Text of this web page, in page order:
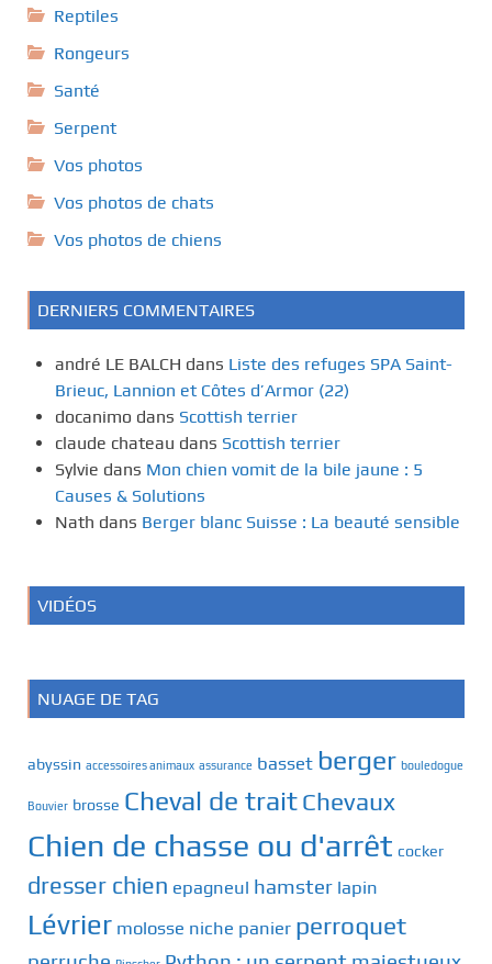
Reptiles
Rongeurs
Santé
Serpent
Vos photos
Vos photos de chats
Vos photos de chiens
DERNIERS COMMENTAIRES
andré LE BALCH dans Liste des refuges SPA Saint-
Brieuc, Lannion et Côtes d’Armor (22)
docanimo dans Scottish terrier
claude chateau dans Scottish terrier
Sylvie dans Mon chien vomit de la bile jaune : 5
Causes & Solutions
Nath dans Berger blanc Suisse : La beauté sensible
VIDÉOS
NUAGE DE TAG
abyssin accessoires animaux assurance basset berger bouledogue
Bouvier brosse Cheval de traitChevaux
Chien de chasse ou d'arrêt cocker
dresser chien epagneul hamster lapin
Lévrier molosse niche panier perroquet